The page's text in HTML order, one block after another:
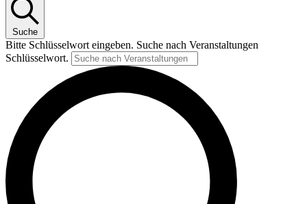
Suche
Bitte Schlüsselwort eingeben. Suche nach Veranstaltungen
Schlüsselwort.